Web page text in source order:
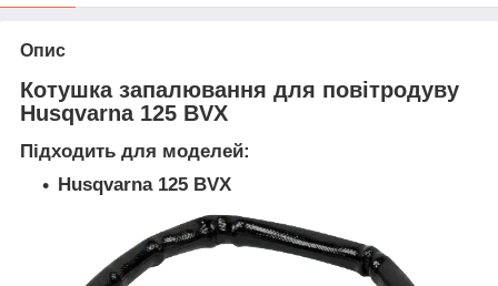
Опис
Котушка запалювання для повітродуву
Husqvarna 125 BVX
Підходить для моделей:
Husqvarna 125 BVX